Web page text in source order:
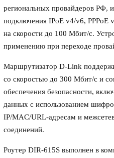
региональных провайдеров РФ,
подключения IPoE v4/v6, PPPoE
на скорости до 100 Мбит/с.
применению при переходе
Маршрутизатор D-Link
со скоростью до 300 Мбит/с и
обеспечения безопасности,
данных с использованием
IP/MAC/URL-адресам и
соединений.
Роутер DIR-615S выполнен в